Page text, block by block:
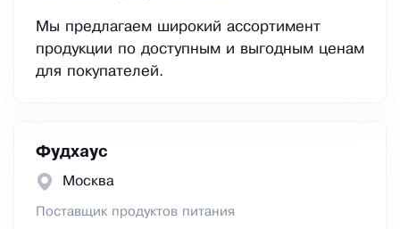
Мы предлагаем широкий ассортимент
продукции по доступным и выгодным ценам
для покупателей.
Фудхаус
Москва
Поставщик продуктов питания